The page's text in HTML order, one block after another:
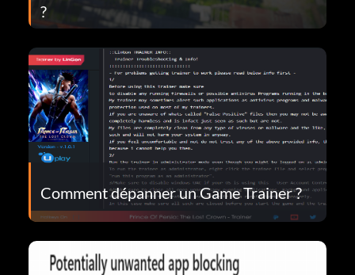
?
Comment dépanner un Game Trainer ?